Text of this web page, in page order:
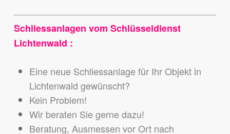
Schliessanlagen vom Schlüsseldienst
Lichtenwald :
Eine neue Schliessanlage für Ihr Objekt in
Lichtenwald gewünscht?
Kein Problem!
Wir beraten Sie gerne dazu!
Beratung, Ausmessen vor Ort nach